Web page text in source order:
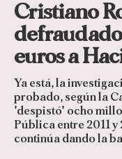
Cristiano
euros a
Ya está, la
probado, según la
'despistó' ocho
Pública entre 2011
continúa dando la